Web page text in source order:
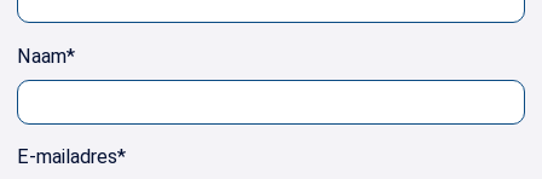
Naam*
E-mailadres*